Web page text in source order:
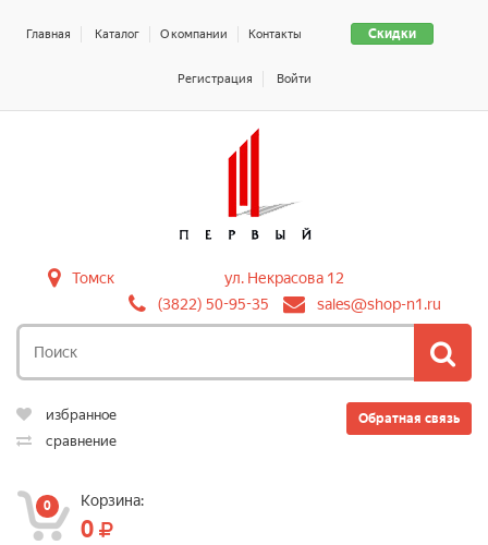
Скидки
Главная Каталог О компании Контакты
Регистрация Войти
Томск
ул. Некрасова 12
(3822) 50-95-35
sales@shop-n1.ru
Обратная связь
избранное
сравнение
0 Корзина:
0